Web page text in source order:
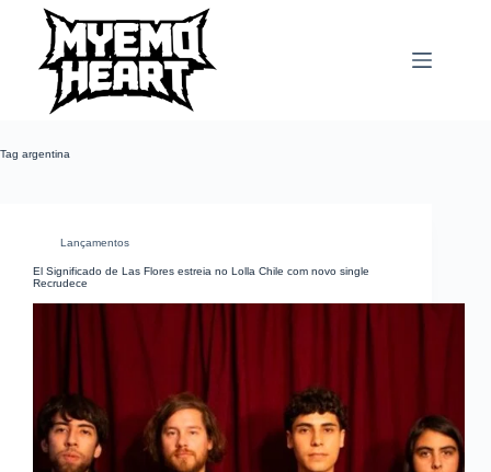
Tag argentina
Lançamentos
El Significado de Las Flores estreia no Lolla Chile com novo single
Recrudece